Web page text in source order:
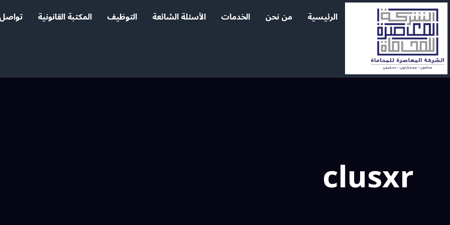
تخطي
المحتوى
الرئيسية من نحن الخدمات الأسئلة الشائعة التوظيف المكتبة القانونية
clusxr